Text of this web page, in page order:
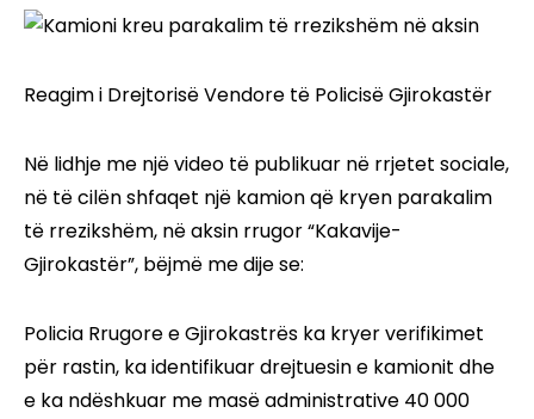
Reagim i Drejtorisë Vendore të Policisë Gjirokastër
Në lidhje me një video të publikuar në rrjetet sociale,
në të cilën shfaqet një kamion që kryen parakalim
të rrezikshëm, në aksin rrugor “Kakavije-
Gjirokastër”, bëjmë me dije se:
Policia Rrugore e Gjirokastrës ka kryer verifikimet
për rastin, ka identifikuar drejtuesin e kamionit dhe
e ka ndëshkuar me masë administrative 40 000